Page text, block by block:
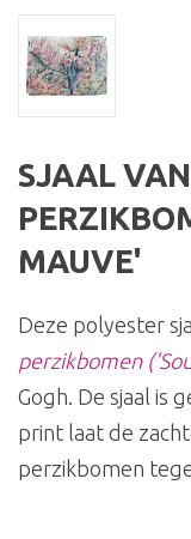
SJAAL
MAUVE'
Deze polyester
perzikbomen
Gogh. De sjaal is
print laat de
perzikbomen